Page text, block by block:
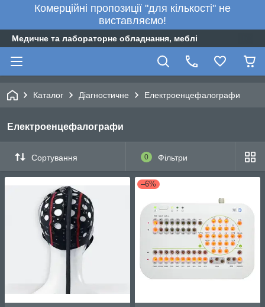
Комерційні пропозиції "для кількості" не
виставляємо!
Медичне та лабораторне обладнання, меблі
Каталог Діагностичне Електроенцефалографи
Електроенцефалографи
Сортування 0 Фільтри
–6%